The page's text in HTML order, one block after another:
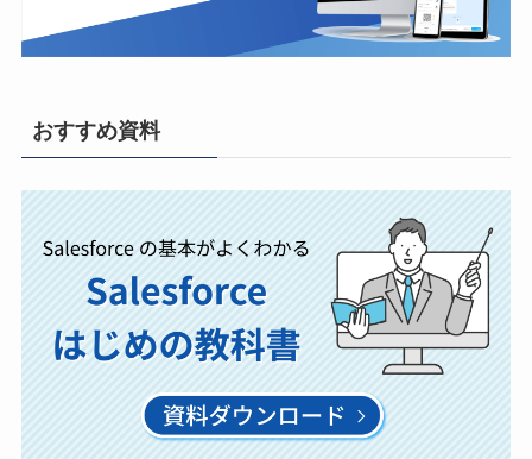
おすすめ資料